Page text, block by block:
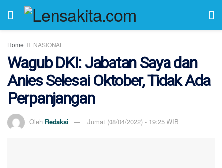
Home NASIONAL
Wagub DKI: Jabatan Saya dan
Anies Selesai Oktober, Tidak Ada
Perpanjangan
Oleh Redaksi Jumat (08/04/2022) - 19:25 WIB